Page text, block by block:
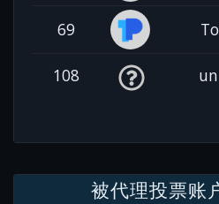
69
108
被代理投票账